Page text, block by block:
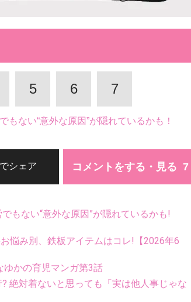
5 6 7
ない“意外な原因”が隠れているかも！
コメントをする・見る
シェア
もない“意外な原因”が隠れているかも!
悩み別、鉄板アイテムはコレ!【2026年6
かの育児マンガ第3話
絶対着ないと思っても「実は他人事じゃな